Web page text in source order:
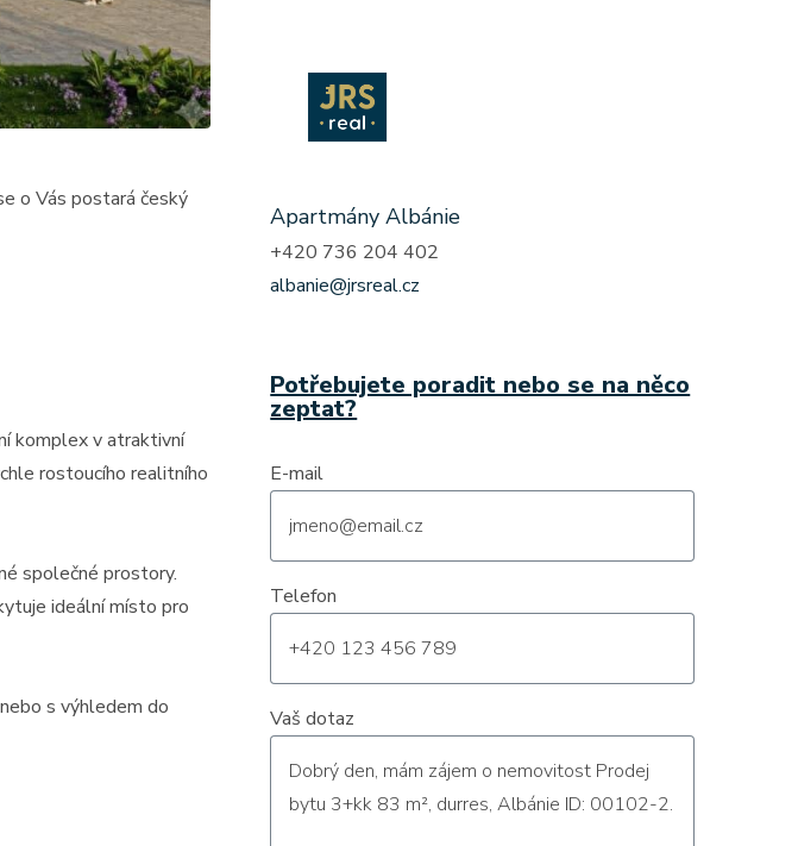
o Vás postará český
komplex v atraktivní
rostoucího realitního
společné prostory.
ideální místo pro
s výhledem do
Apartmány Albánie
+420 736 204 402
albanie@jrsreal.cz
Potřebujete poradit nebo se na něco
zeptat?
E-mail
Telefon
Vaš dotaz